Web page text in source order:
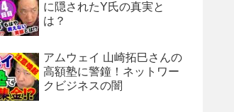
に隠されたY氏の真実と
は？
アムウェイ 山崎拓巳さんの
高額塾に警鐘！ネットワー
クビジネスの闇